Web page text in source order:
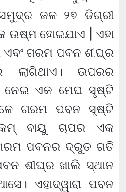
ଜଳ ୨୭ ଡିଗ୍ରୀ
ହୋଇଯାଏ | ଏହା
ଏବଂ ଗରମ ପବନ ଶୀଘ୍ର
ଲାଗିଥାଏ। ଉପରର
ନେଇ ଏକ ମେଘ ସୃଷ୍ଟି
ଗରମ ପବନ ସୃଷ୍ଟି
ବାୟୁ ଚାପର ଏକ
ପବନର ଦ୍ରୁତ ଗତି
ଶୀଘ୍ର ଖାଲି ସ୍ଥାନ
ଏହାଦ୍ୱାରା ପବନ